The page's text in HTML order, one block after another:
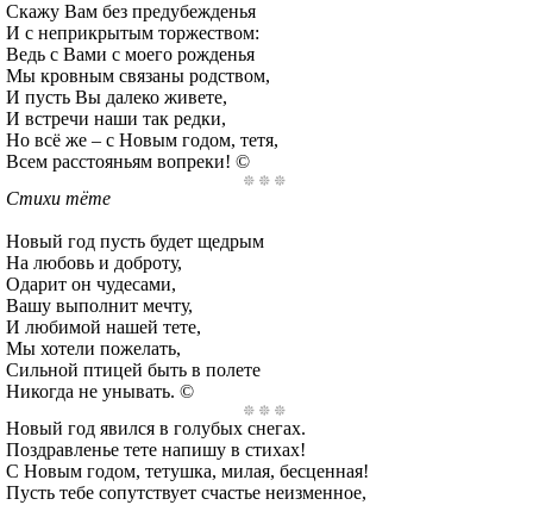
Скажу Вам без предубежденья
И с неприкрытым торжеством:
Ведь с Вами с моего рожденья
Мы кровным связаны родством,
И пусть Вы далеко живете,
И встречи наши так редки,
Но всё же – с Новым годом, тетя,
Всем расстояньям вопреки! ©
Стихи тёте
Новый год пусть будет щедрым
На любовь и доброту,
Одарит он чудесами,
Вашу выполнит мечту,
И любимой нашей тете,
Мы хотели пожелать,
Сильной птицей быть в полете
Никогда не унывать. ©
Новый год явился в голубых снегах.
Поздравленье тете напишу в стихах!
С Новым годом, тетушка, милая, бесценная!
Пусть тебе сопутствует счастье неизменное,